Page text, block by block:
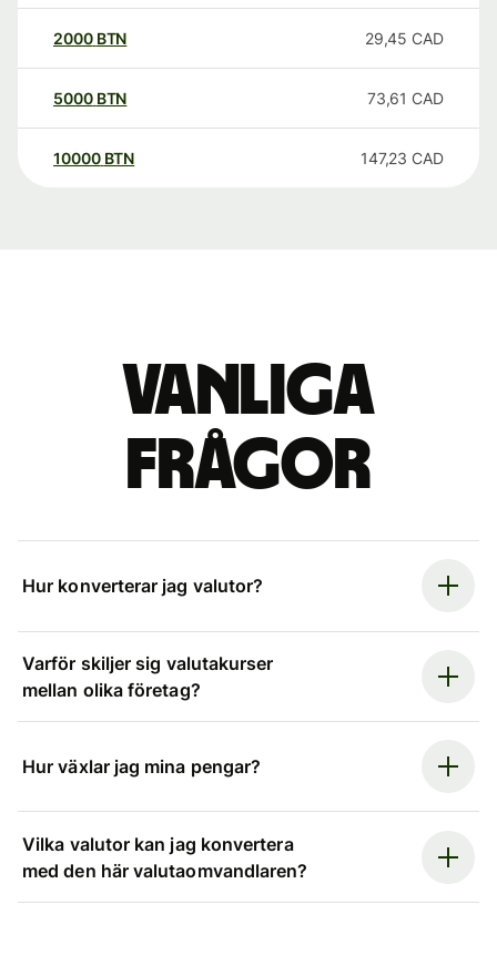
2000 BTN 29,45 CAD
5000 BTN 73,61 CAD
10000 BTN 147,23 CAD
Vanliga
frågor
Hur konverterar jag valutor?
Varför skiljer sig valutakurser
mellan olika företag?
Hur växlar jag mina pengar?
Vilka valutor kan jag konvertera
med den här valutaomvandlaren?